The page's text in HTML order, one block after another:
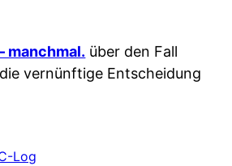
manchmal. über den Fall
vernünftige Entscheidung
Log